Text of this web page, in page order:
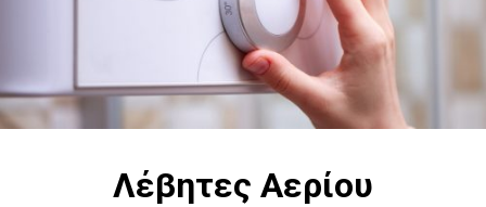
Λέβητες Αερίου